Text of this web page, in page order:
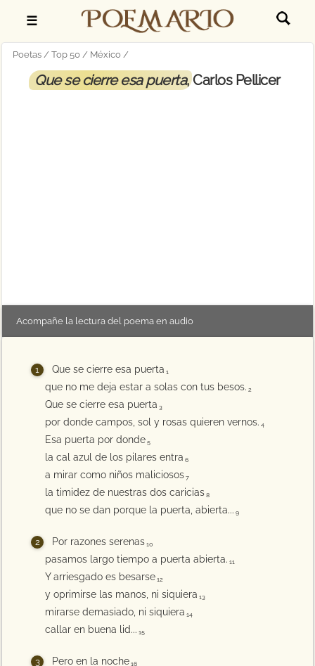
☰
Poetas Top 50 México
Que se cierre esa puerta, Carlos Pellicer
Acompañe la lectura del poema en audio
Que se cierre esa puerta 1
que no me deja estar a solas con tus besos. 2
Que se cierre esa puerta 3
por donde campos, sol y rosas quieren vernos. 4
Esa puerta por donde 5
la cal azul de los pilares entra 6
a mirar como niños maliciosos 7
la timidez de nuestras dos caricias 8
que no se dan porque la puerta, abierta... 9
Por razones serenas 10
pasamos largo tiempo a puerta abierta. 11
Y arriesgado es besarse 12
y oprimirse las manos, ni siquiera 13
mirarse demasiado, ni siquiera 14
callar en buena lid... 15
Pero en la noche 16